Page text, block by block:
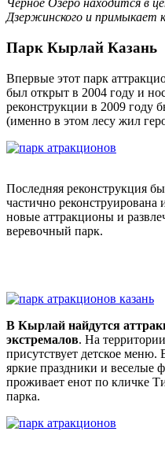
Черное Озеро находится в
Дзержинского и примыкает
Парк Кырлай Казань
Впервые этот парк
был открыт в 2004 году и
реконструкции в 2009 году
(именно в этом лесу жил
Последняя реконструкция
частично реконструирована
новые аттракционы и
веревочный парк.
В Кырлай найдутся
экстремалов. На
присутствует детское меню.
яркие праздники и веселые
проживает енот по кличке
парка.